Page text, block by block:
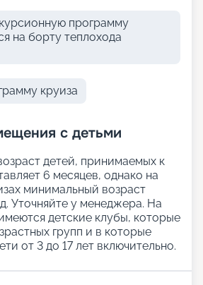
программу
на борту теплохода
круиза
с детьми
детей, принимаемых к
6 месяцев, однако на
минимальный возраст
Уточняйте у менеджера. На
детские клубы, которые
групп и в которые
от 3 до 17 лет включительно.